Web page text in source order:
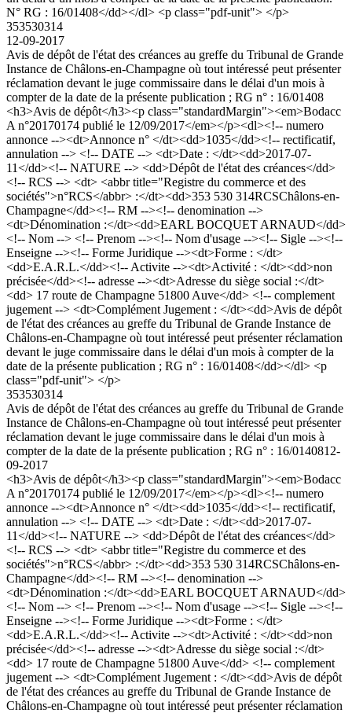
N° RG : 16/01408</dd></dl> <p class="pdf-unit"> </p>
353530314
12-09-2017
Avis de dépôt de l'état des créances au greffe du Tribunal de Grande
Instance de Châlons-en-Champagne où tout intéressé peut présenter
réclamation devant le juge commissaire dans le délai d'un mois à
compter de la date de la présente publication ; RG n° : 16/01408
<h3>Avis de dépôt</h3><p class="standardMargin"><em>Bodacc
A n°20170174 publié le 12/09/2017</em></p><dl><!-- numero
annonce --><dt>Annonce n° </dt><dd>1035</dd><!-- rectificatif,
annulation --> <!-- DATE --> <dt>Date : </dt><dd>2017-07-
11</dd><!-- NATURE --> <dd>Dépôt de l'état des créances</dd>
<!-- RCS --> <dt> <abbr title="Registre du commerce et des
sociétés">n°RCS</abbr> :</dt><dd>353 530 314RCSChâlons-en-
Champagne</dd><!-- RM --><!-- denomination -->
<dt>Dénomination :</dt><dd>EARL BOCQUET ARNAUD</dd>
<!-- Nom --> <!-- Prenom --><!-- Nom d'usage --><!-- Sigle --><!--
Enseigne --><!-- Forme Juridique --><dt>Forme : </dt>
<dd>E.A.R.L.</dd><!-- Activite --><dt>Activité : </dt><dd>non
précisée</dd><!-- adresse --><dt>Adresse du siège social :</dt>
<dd> 17 route de Champagne 51800 Auve</dd> <!-- complement
jugement --> <dt>Complément Jugement : </dt><dd>Avis de dépôt
de l'état des créances au greffe du Tribunal de Grande Instance de
Châlons-en-Champagne où tout intéressé peut présenter réclamation
devant le juge commissaire dans le délai d'un mois à compter de la
date de la présente publication ; RG n° : 16/01408</dd></dl> <p
class="pdf-unit"> </p>
353530314
Avis de dépôt de l'état des créances au greffe du Tribunal de Grande
Instance de Châlons-en-Champagne où tout intéressé peut présenter
réclamation devant le juge commissaire dans le délai d'un mois à
compter de la date de la présente publication ; RG n° : 16/0140812-
09-2017
<h3>Avis de dépôt</h3><p class="standardMargin"><em>Bodacc
A n°20170174 publié le 12/09/2017</em></p><dl><!-- numero
annonce --><dt>Annonce n° </dt><dd>1035</dd><!-- rectificatif,
annulation --> <!-- DATE --> <dt>Date : </dt><dd>2017-07-
11</dd><!-- NATURE --> <dd>Dépôt de l'état des créances</dd>
<!-- RCS --> <dt> <abbr title="Registre du commerce et des
sociétés">n°RCS</abbr> :</dt><dd>353 530 314RCSChâlons-en-
Champagne</dd><!-- RM --><!-- denomination -->
<dt>Dénomination :</dt><dd>EARL BOCQUET ARNAUD</dd>
<!-- Nom --> <!-- Prenom --><!-- Nom d'usage --><!-- Sigle --><!--
Enseigne --><!-- Forme Juridique --><dt>Forme : </dt>
<dd>E.A.R.L.</dd><!-- Activite --><dt>Activité : </dt><dd>non
précisée</dd><!-- adresse --><dt>Adresse du siège social :</dt>
<dd> 17 route de Champagne 51800 Auve</dd> <!-- complement
jugement --> <dt>Complément Jugement : </dt><dd>Avis de dépôt
de l'état des créances au greffe du Tribunal de Grande Instance de
Châlons-en-Champagne où tout intéressé peut présenter réclamation